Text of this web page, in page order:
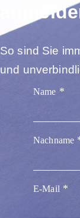
So sind Sie
und
Name
Nachname
E-Mail